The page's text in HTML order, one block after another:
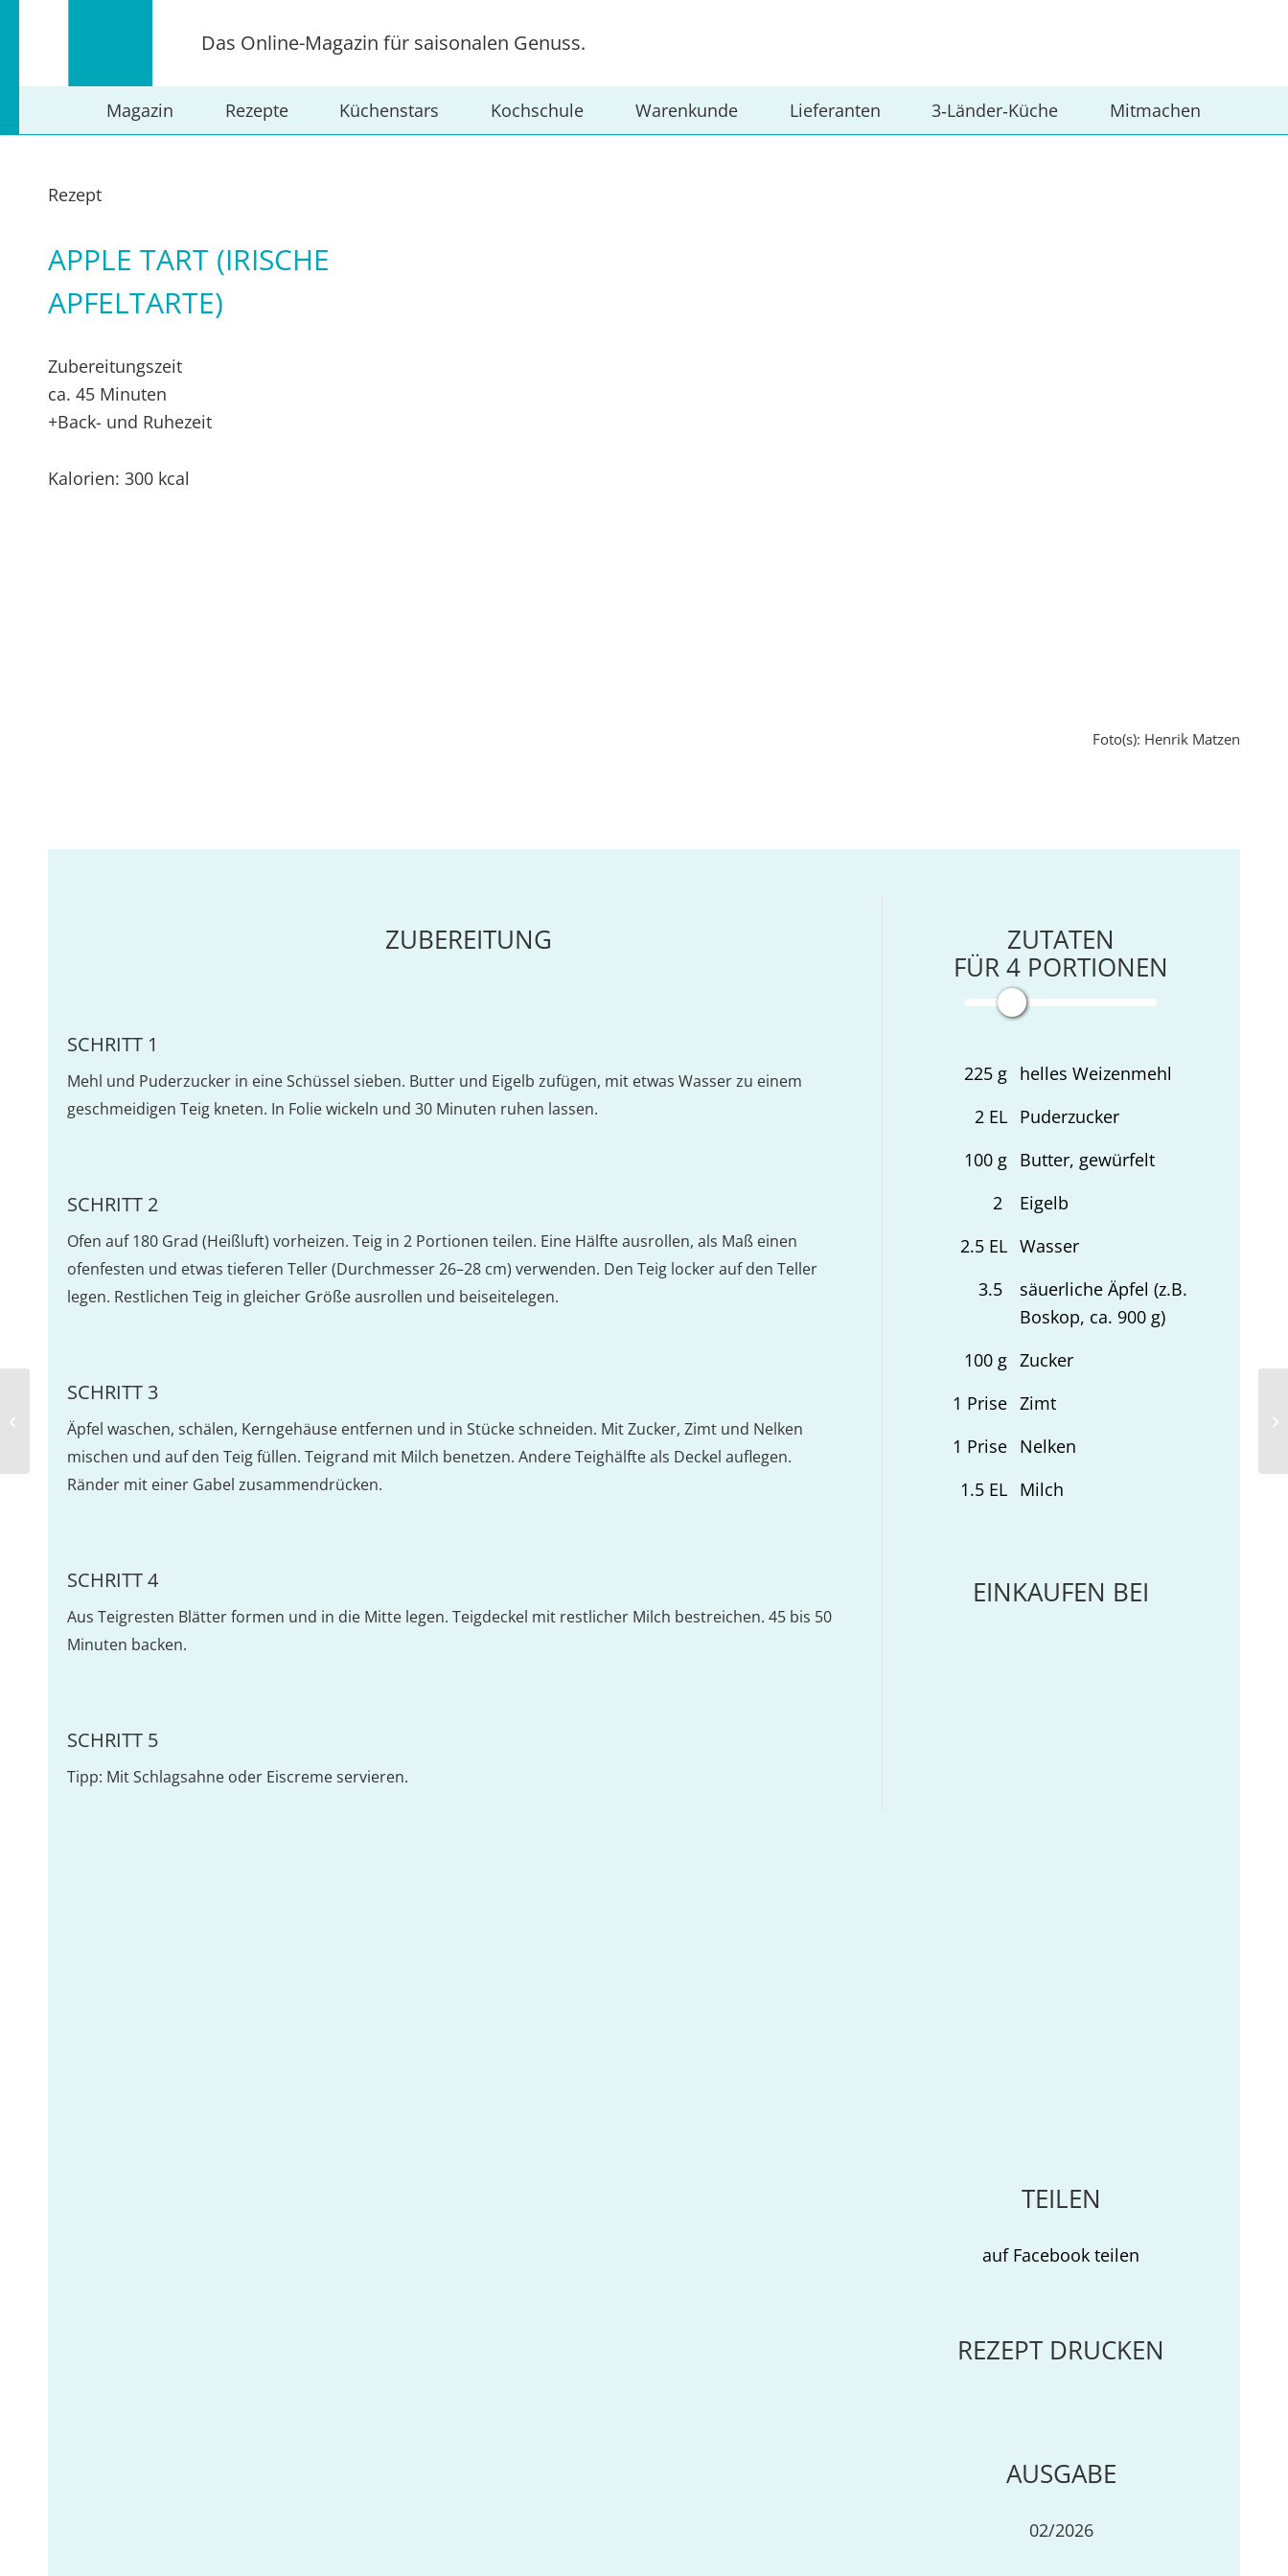
Das Online-Magazin für saisonalen Genuss.
Magazin Rezepte Küchenstars Kochschule Warenkunde Lieferanten 3‑Länder‑Küche Mitmachen
Rezept
APPLE TART (IRISCHE
APFELTARTE)
Foto(s): Henrik Matzen
Zubereitungszeit
ca. 45 Minuten
+Back- und Ruhezeit
Kalorien: 300 kcal
ZUBEREITUNG
SCHRITT 1
Mehl und Puderzucker in eine Schüssel sieben. Butter und Eigelb zufügen, mit etwas Wasser zu einem
geschmeidigen Teig kneten. In Folie wickeln und 30 Minuten ruhen lassen.
SCHRITT 2
Ofen auf 180 Grad (Heißluft) vorheizen. Teig in 2 Portionen teilen. Eine Hälfte ausrollen, als Maß einen
ofenfesten und etwas tieferen Teller (Durchmesser 26–28 cm) verwenden. Den Teig locker auf den Teller
legen. Restlichen Teig in gleicher Größe ausrollen und beiseitelegen.
SCHRITT 3
Äpfel waschen, schälen, Kerngehäuse entfernen und in Stücke schneiden. Mit Zucker, Zimt und Nelken
mischen und auf den Teig füllen. Teigrand mit Milch benetzen. Andere Teighälfte als Deckel auflegen.
Ränder mit einer Gabel zusammendrücken.
SCHRITT 4
Aus Teigresten Blätter formen und in die Mitte legen. Teigdeckel mit restlicher Milch bestreichen. 45 bis 50
Minuten backen.
SCHRITT 5
Tipp: Mit Schlagsahne oder Eiscreme servieren.
ZUTATEN
FÜR4 PORTIONEN
225g helles Weizenmehl
2EL Puderzucker
100g Butter, gewürfelt
2
Eigelb
2.5EL Wasser
3.5
säuerliche Äpfel (z.B.
Boskop, ca. 900 g)
100g Zucker
1 Prise Zimt
1 Prise Nelken
1.5EL Milch
EINKAUFEN BEI
TEILEN
auf Facebook teilen
REZEPT DRUCKEN
AUSGABE
02/2026
Tontöpfen)